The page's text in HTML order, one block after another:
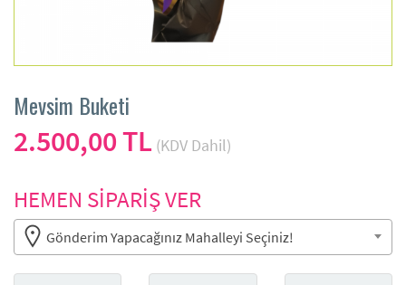
Mevsim Buketi
2.500,00 TL (KDV Dahil)
HEMEN SİPARİŞ VER
Gönderim Yapacağınız Mahalleyi Seçiniz!